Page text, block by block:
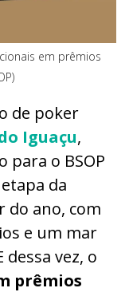
em prêmios
de poker
Iguaçu,
para o BSOP
da
do ano, com
e um mar
dessa vez, o
prêmios